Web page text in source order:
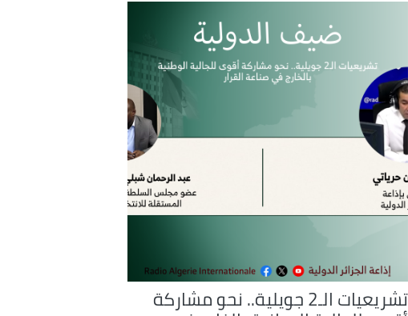
تشريعيات الـ2 جويلية.. نحو مشاركة